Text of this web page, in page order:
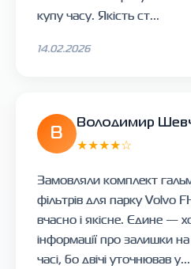
купу часу. Якість ст...
14.02.2026
В
Володимир
★★★★☆
Замовляли комплект
фільтрів для парку Volvo
вчасно і якісне. Єдине —
інформації про залишки
часі, бо двічі уточнював у...